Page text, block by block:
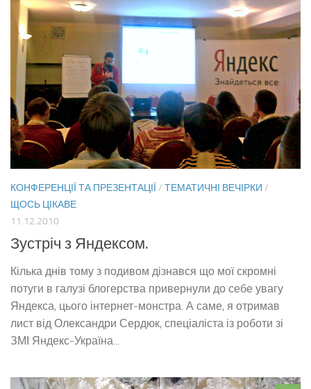
КОНФЕРЕНЦІЇ ТА ПРЕЗЕНТАЦІЇ / ТЕМАТИЧНІ ВЕЧІРКИ /
ЩОСЬ ЦІКАВЕ
11.12.2010
Зустріч з Яндексом.
Кілька днів тому з подивом дізнався що мої скромні
потуги в галузі блогерства привернули до себе увагу
Яндекса, цього інтернет-монстра. А саме, я отримав
лист від Олександри Сердюк, спеціаліста із роботи зі
ЗМІ Яндекс-Україна...